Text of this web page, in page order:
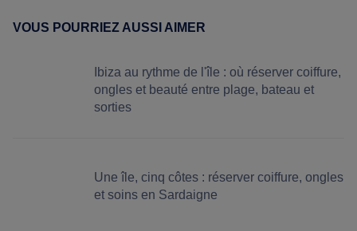
VOUS POURRIEZ AUSSI AIMER
Ibiza au rythme de l'île : où réserver coiffure,
ongles et beauté entre plage, bateau et
sorties
Une île, cinq côtes : réserver coiffure, ongles
et soins en Sardaigne